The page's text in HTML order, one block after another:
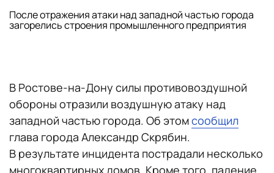
После отражения атаки над западной частью города
загорелись строения промышленного предприятия
В Ростове-на-Дону силы противовоздушной
обороны отразили воздушную атаку над
западной частью города. Об этомсообщил
глава города Александр Скрябин.
В результате инцидента пострадали несколько
многоквартирных домов. Кроме того, падение